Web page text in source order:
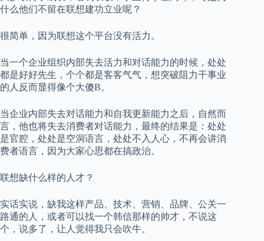
什么他们不留在联想建功立业呢？
很简单，因为联想这个平台没有活力。
当一个企业组织内部失去活力和对话能力的时候，处处
都是好好先生，个个都是客客气气，想突破阻力干事业
的人反而显得像个大傻B。
当企业内部失去对话能力和自我更新能力之后，自然而
言，他也将失去消费者对话能力，最终的结果是：处处
是官腔，处处是空洞语言，处处不入人心，不再会讲消
费者语言，因为大家心思都在搞政治。
联想缺什么样的人才？
实话实说，缺我这样产品、技术、营销、品牌、公关一
路通的人，或者可以找一个韩信那样的帅才，不说这
个，说多了，让人觉得我只会吹牛。